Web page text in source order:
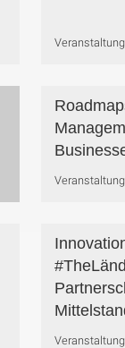
Veranstaltung
Veranstaltung
Veranstaltung